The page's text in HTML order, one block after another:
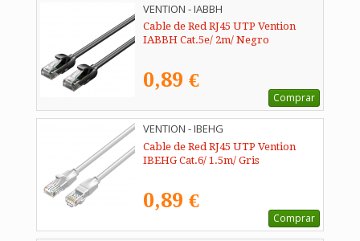
VENTION - IABBH
Cable de Red RJ45 UTP Vention
IABBH Cat.5e/ 2m/ Negro
0,89 €
Comprar
VENTION - IBEHG
Cable de Red RJ45 UTP Vention
IBEHG Cat.6/ 1.5m/ Gris
0,89 €
Comprar